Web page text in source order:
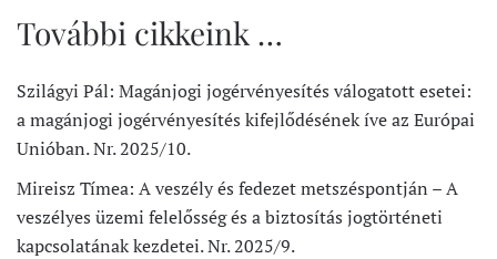
További cikkeink …
Szilágyi Pál: Magánjogi jogérvényesítés válogatott esetei:
a magánjogi jogérvényesítés kifejlődésének íve az Európai
Unióban. Nr. 2025/10.
Mireisz Tímea: A veszély és fedezet metszéspontján – A
veszélyes üzemi felelősség és a biztosítás jogtörténeti
kapcsolatának kezdetei. Nr. 2025/9.